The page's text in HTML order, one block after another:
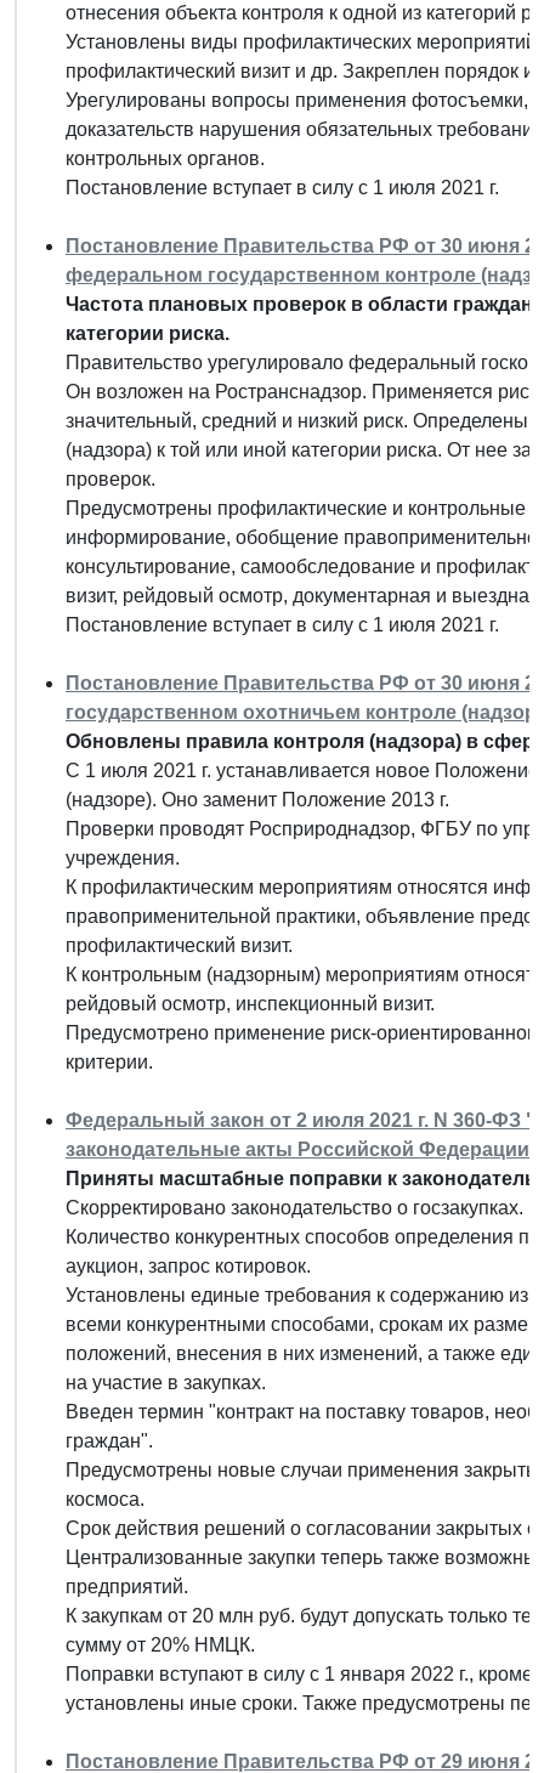
отнесения объекта контроля к одной из категорий
Установлены виды профилактических
профилактический визит и др. Закреплен порядок
Урегулированы вопросы применения фотосъемки,
доказательств нарушения обязательных
контрольных органов.
Постановление вступает в силу с 1 июля 2021 г.
Постановление Правительства РФ от 30 июня
федеральном государственном контроле
Частота плановых проверок в области
категории риска.
Правительство урегулировало федеральный
Он возложен на Ространснадзор. Применяется
значительный, средний и низкий риск. Определены
(надзора) к той или иной категории риска. От нее
проверок.
Предусмотрены профилактические и контрольные
информирование, обобщение
консультирование, самообследование и
визит, рейдовый осмотр, документарная и
Постановление вступает в силу с 1 июля 2021 г.
Постановление Правительства РФ от 30 июня
государственном охотничьем контроле
Обновлены правила контроля (надзора) в
С 1 июля 2021 г. устанавливается новое
(надзоре). Оно заменит Положение 2013 г.
Проверки проводят Росприроднадзор, ФГБУ по
учреждения.
К профилактическим мероприятиям относятся
правоприменительной практики, объявление
профилактический визит.
К контрольным (надзорным) мероприятиям
рейдовый осмотр, инспекционный визит.
Предусмотрено применение риск-
критерии.
Федеральный закон от 2 июля 2021 г. N 360-ФЗ
законодательные акты Российской Федерации"
Приняты масштабные поправки к
Скорректировано законодательство о госзакупках.
Количество конкурентных способов определения
аукцион, запрос котировок.
Установлены единые требования к содержанию
всеми конкурентными способами, срокам их
положений, внесения в них изменений, а также
на участие в закупках.
Введен термин "контракт на поставку товаров,
граждан".
Предусмотрены новые случаи применения
космоса.
Срок действия решений о согласовании закрытых
Централизованные закупки теперь также
предприятий.
К закупкам от 20 млн руб. будут допускать только
сумму от 20% НМЦК.
Поправки вступают в силу с 1 января 2022 г.,
установлены иные сроки. Также предусмотрены
Постановление Правительства РФ от 29 июня